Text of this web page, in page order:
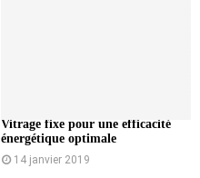
Vitrage fixe pour une efficacité
énergétique optimale
14 janvier 2019